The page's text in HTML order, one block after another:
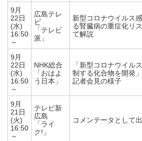
9月
22日
(水)
16:50
～
広島テレ
ビ
「テレビ
派」
新型コロナウイルス
る腎臓病の重症化リ
て解説
9月
22日
(水)
16:50
～
NHK総合
「おはよ
う日本」
「新型コロナウイル
制する化合物を開発
記者会見の様子
9月
21日
(火)
16:50
～
テレビ新
広島
「ライ
ク!」
コメンテータとして